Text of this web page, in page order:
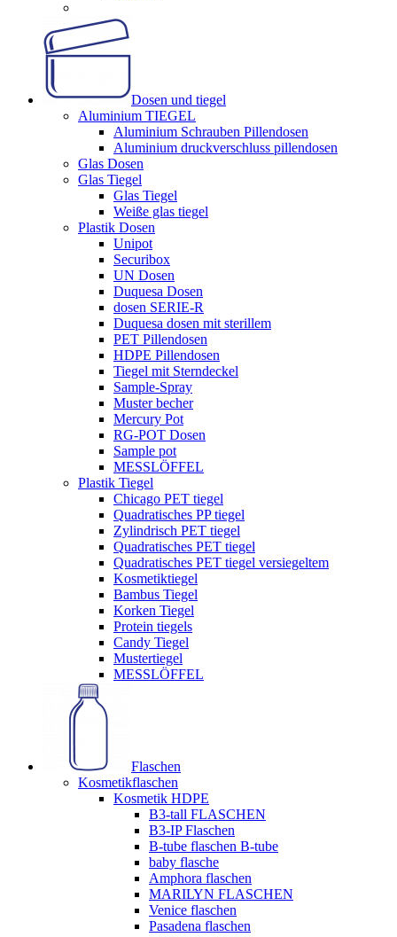
Dosen und tiegel
Aluminium TIEGEL
Aluminium Schrauben Pillendosen
Aluminium druckverschluss pillendosen
Glas Dosen
Glas Tiegel
Glas Tiegel
Weiße glas tiegel
Plastik Dosen
Unipot
Securibox
UN Dosen
Duquesa Dosen
dosen SERIE-R
Duquesa dosen mit sterillem
PET Pillendosen
HDPE Pillendosen
Tiegel mit Sterndeckel
Sample-Spray
Muster becher
Mercury Pot
RG-POT Dosen
Sample pot
MESSLÖFFEL
Plastik Tiegel
Chicago PET tiegel
Quadratisches PP tiegel
Zylindrisch PET tiegel
Quadratisches PET tiegel
Quadratisches PET tiegel versiegeltem
Kosmetiktiegel
Bambus Tiegel
Korken Tiegel
Protein tiegels
Candy Tiegel
Mustertiegel
MESSLÖFFEL
Flaschen
Kosmetikflaschen
Kosmetik HDPE
B3-tall FLASCHEN
B3-IP Flaschen
B-tube flaschen B-tube
baby flasche
Amphora flaschen
MARILYN FLASCHEN
Venice flaschen
Pasadena flaschen